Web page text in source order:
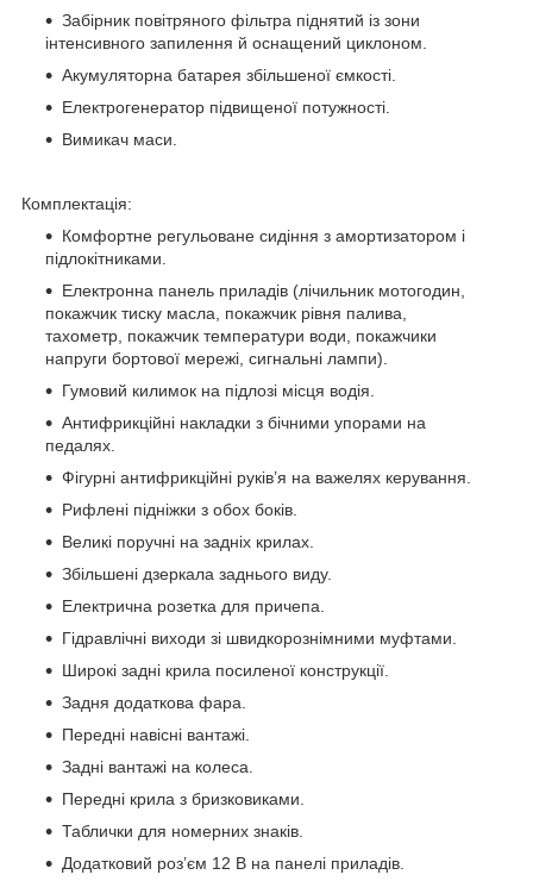
Забірник повітряного фільтра піднятий із зони
інтенсивного запилення й оснащений циклоном.
Акумуляторна батарея збільшеної ємкості.
Електрогенератор підвищеної потужності.
Вимикач маси.
Комплектація:
Комфортне регульоване сидіння з амортизатором і
підлокітниками.
Електронна панель приладів (лічильник мотогодин,
покажчик тиску масла, покажчик рівня палива,
тахометр, покажчик температури води, покажчики
напруги бортової мережі, сигнальні лампи).
Гумовий килимок на підлозі місця водія.
Антифрикційні накладки з бічними упорами на
педалях.
Фігурні антифрикційні руків’я на важелях керування.
Рифлені підніжки з обох боків.
Великі поручні на задніх крилах.
Збільшені дзеркала заднього виду.
Електрична розетка для причепа.
Гідравлічні виходи зі швидкорознімними муфтами.
Широкі задні крила посиленої конструкції.
Задня додаткова фара.
Передні навісні вантажі.
Задні вантажі на колеса.
Передні крила з бризковиками.
Таблички для номерних знаків.
Додатковий роз’єм 12 В на панелі приладів.